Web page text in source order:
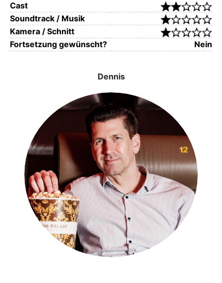
Cast
Soundtrack / Musik
Kamera / Schnitt
Fortsetzung gewünscht?
Nein
Dennis